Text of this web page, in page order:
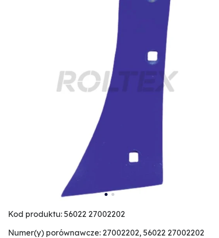
Kod produktu: 56022 27002202
Numer(y) porównawcze: 27002202, 56022 27002202